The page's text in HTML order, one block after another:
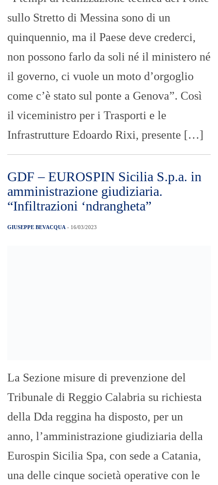
sullo Stretto di Messina sono di un
quinquennio, ma il Paese deve crederci,
non possono farlo da soli né il ministero né
il governo, ci vuole un moto d’orgoglio
come c’è stato sul ponte a Genova”. Così
il viceministro per i Trasporti e le
Infrastrutture Edoardo Rixi, presente […]
GDF – EUROSPIN Sicilia S.p.a. in
amministrazione giudiziaria.
“Infiltrazioni ‘ndrangheta”
GIUSEPPE BEVACQUA - 16/03/2023
La Sezione misure di prevenzione del
Tribunale di Reggio Calabria su richiesta
della Dda reggina ha disposto, per un
anno, l’amministrazione giudiziaria della
Eurospin Sicilia Spa, con sede a Catania,
una delle cinque società operative con le